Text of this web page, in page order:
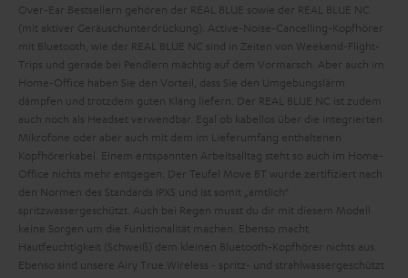
Over-Ear Bestsellern gehören der REAL BLUE sowie der REAL BLUE NC
(mit aktiver Geräuschunterdrückung). Active-Noise-Cancelling-Kopfhörer
mit Bluetooth, wie der REAL BLUE NC sind in Zeiten von Weekend-Flight-
Trips und gerade bei Pendlern mächtig auf dem Vormarsch. Aber auch im
Home-Office haben Sie den Vorteil, dass Sie den Umgebungslärm
dämpfen und trotzdem guten Klang liefern. Der REAL BLUE NC ist zudem
auch noch als Headset verwendbar. Egal ob kabellos über die integrierten
Mikrofone oder aber auch mit dem im Lieferumfang enthaltenen
Kopfhörerkabel. Einem entspannten Arbeitsalltag steht so auch im Home-
Office nichts mehr entgegen. Der Teufel Move BT wurde zertifiziert nach
den Normen des Standards IPX5 und ist somit „amtlich“
spritzwassergeschützt. Auch bei Regen musst du dir mit diesem Modell
keine Sorgen um die Funktionalität machen. Ebenso macht
Hautfeuchtigkeit (Schweiß) dem kleinen Bluetooth-Kopfhörer nichts aus.
Ebenso sind unsere Airy True Wireless - spritz- und strahlwassergeschützt